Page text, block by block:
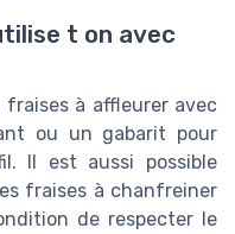
t on avec
fraises à affleurer avec
ou un gabarit pour
Il est aussi possible
fraises à chanfreiner
de respecter le